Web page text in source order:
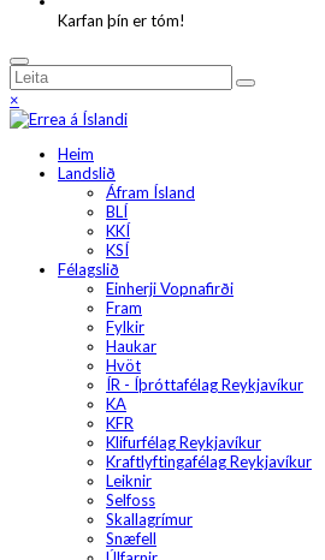
Karfan þín er tóm!
×
Heim
Landslið
Áfram Ísland
BLÍ
KKÍ
KSÍ
Félagslið
Einherji Vopnafirði
Fram
Fylkir
Haukar
Hvöt
ÍR - Íþróttafélag Reykjavíkur
KA
KFR
Klifurfélag Reykjavíkur
Kraftlyftingafélag Reykjavíkur
Leiknir
Selfoss
Skallagrímur
Snæfell